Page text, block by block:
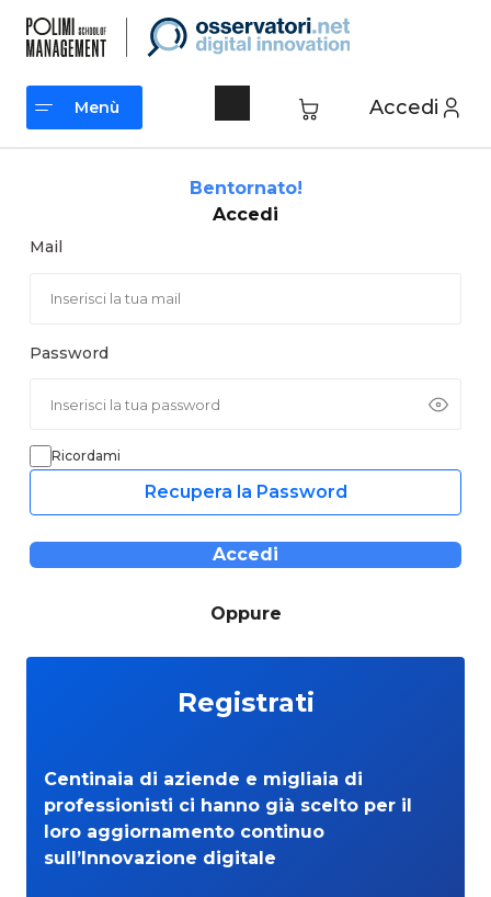
contenuto
Accedi
Menù
Bentornato!
Accedi
Mail
Password
Ricordami
Recupera la Password
Accedi
Oppure
Registrati
Centinaia di aziende e migliaia di
professionisti ci hanno già scelto per il
loro aggiornamento continuo
sull’Innovazione digitale